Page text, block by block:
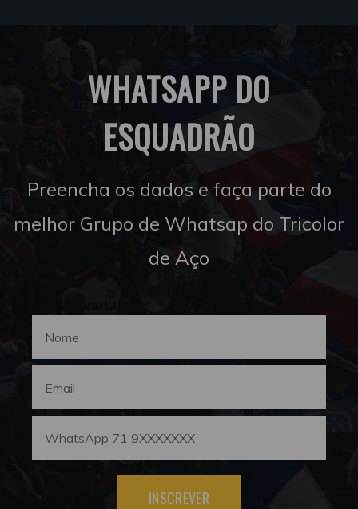
WHATSAPP DO
ESQUADRÃO
Preencha os dados e faça parte do
melhor Grupo de Whatsap do Tricolor
de Aço
INSCREVER